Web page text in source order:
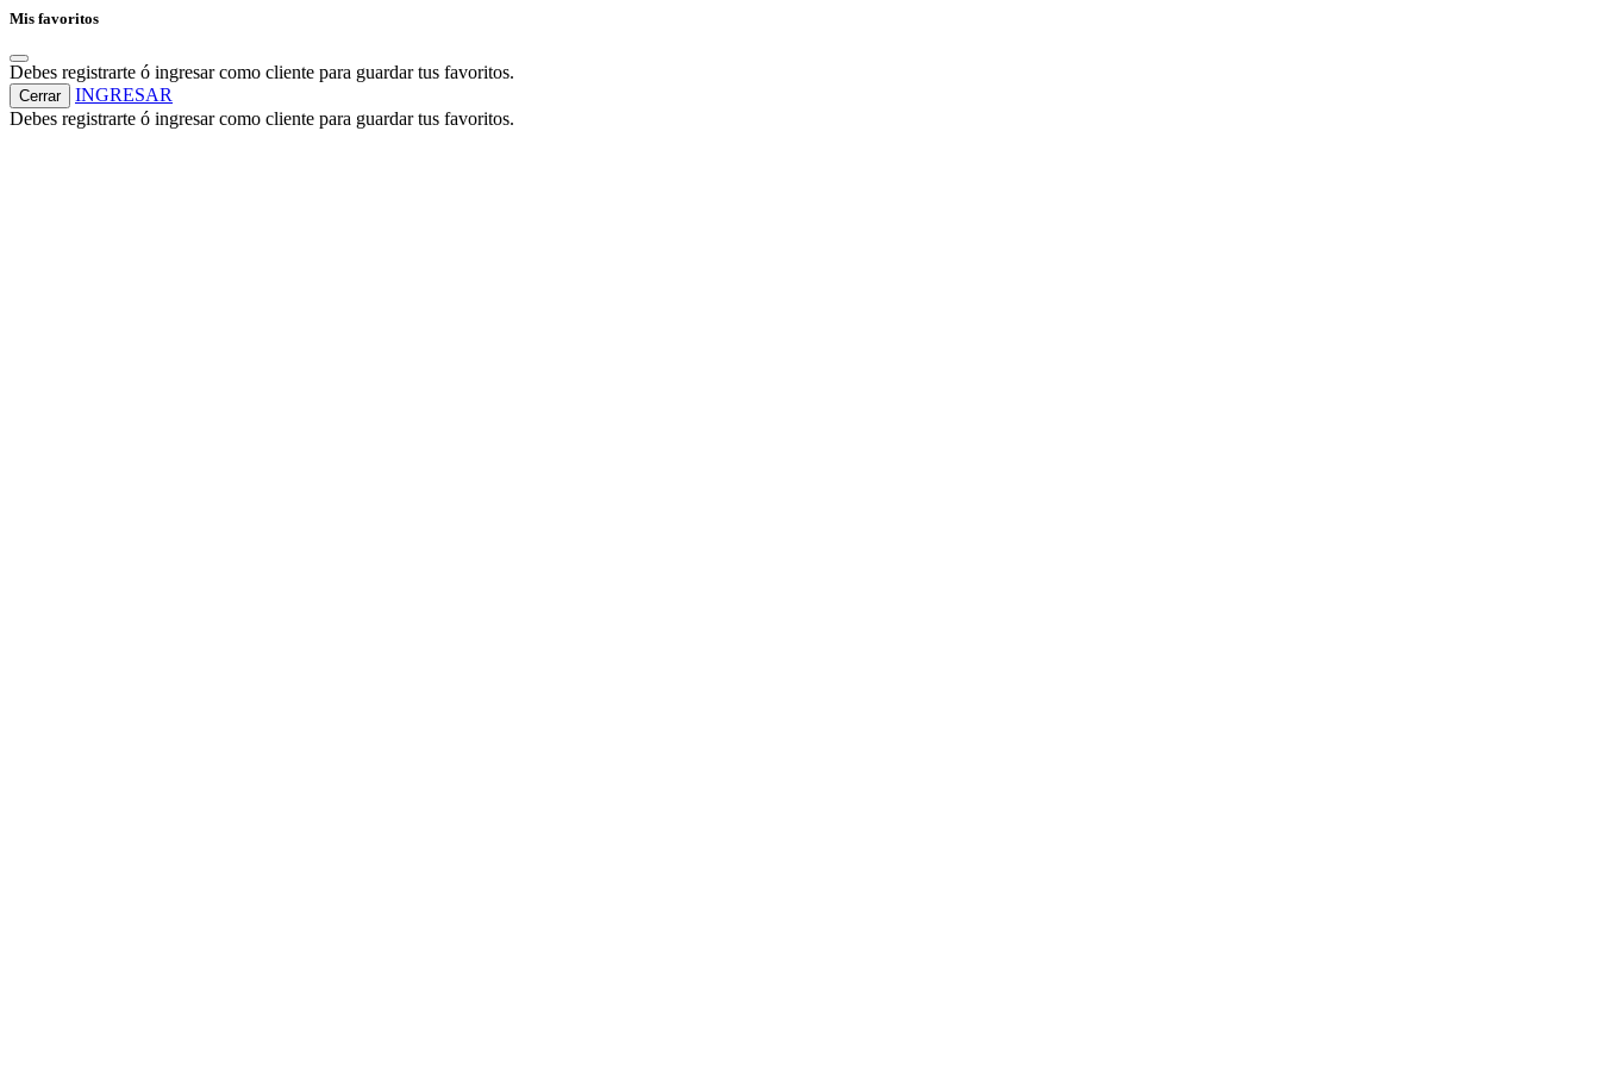
Mis favoritos
Debes registrarte ó ingresar como cliente para guardar tus favoritos.
Cerrar
INGRESAR
Debes registrarte ó ingresar como cliente para guardar tus favoritos.